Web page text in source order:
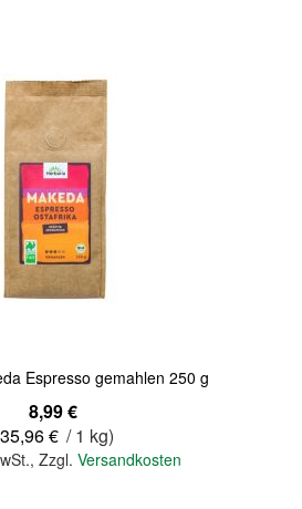
Espresso gemahlen 250 g
8,99 €
35,96 € / 1 kg)
, Zzgl. Versandkosten